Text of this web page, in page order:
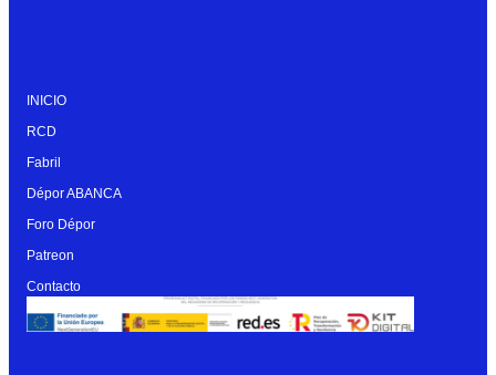
INICIO
RCD
Fabril
Dépor ABANCA
Foro Dépor
Patreon
Contacto